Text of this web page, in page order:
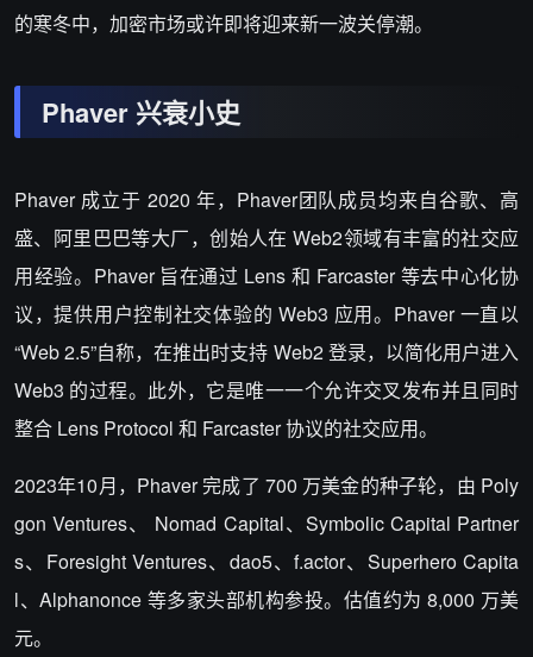
的寒冬中，加密市场或许即将迎来新一波关停潮。
Phaver 兴衰小史
Phaver 成立于 2020 年，Phaver团队成员均来自谷歌、高
盛、阿里巴巴等大厂，创始人在 Web2领域有丰富的社交应
用经验。Phaver 旨在通过 Lens 和 Farcaster 等去中心化协
议，提供用户控制社交体验的 Web3 应用。Phaver 一直以
“Web 2.5”自称，在推出时支持 Web2 登录，以简化用户进入
Web3 的过程。此外，它是唯一一个允许交叉发布并且同时
整合 Lens Protocol 和 Farcaster 协议的社交应用。
2023年10月，Phaver 完成了 700 万美金的种子轮，由 Poly
gon Ventures、 Nomad Capital、Symbolic Capital Partner
s、Foresight Ventures、dao5、f.actor、Superhero Capita
l、Alphanonce 等多家头部机构参投。估值约为 8,000 万美
元。